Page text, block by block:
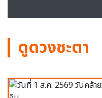
ดูดวงชะตา